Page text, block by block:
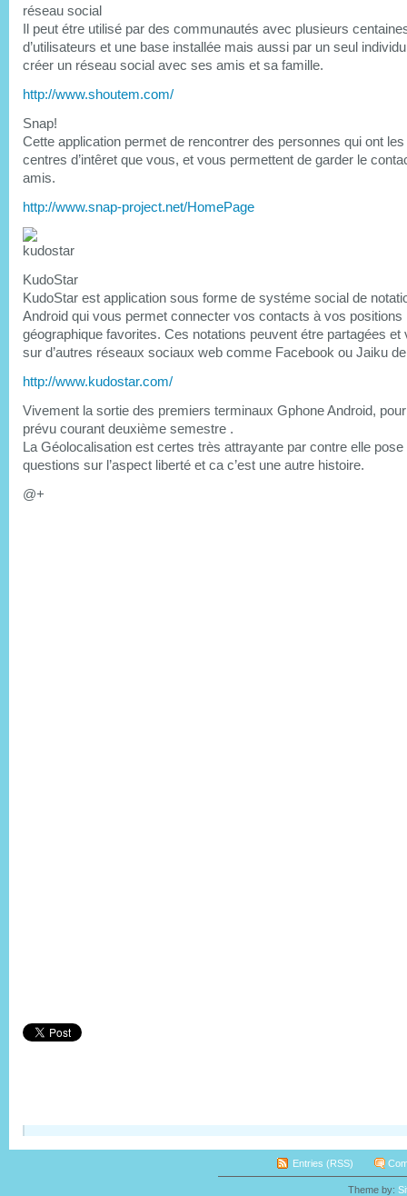
réseau social
Il peut étre utilisé par des communautés avec plusieurs
d’utilisateurs et une base installée mais aussi par un seul
créer un réseau social avec ses amis et sa famille.
http://www.shoutem.com/
Snap!
Cette application permet de rencontrer des personnes qui ont
centres d’intêret que vous, et vous permettent de garder le
amis.
http://www.snap-project.net/HomePage
KudoStar
KudoStar est application sous forme de systéme social de
Android qui vous permet connecter vos contacts à vos positions
géographique favorites. Ces notations peuvent étre partagées et
sur d’autres réseaux sociaux web comme Facebook ou Jaiku
http://www.kudostar.com/
Vivement la sortie des premiers terminaux Gphone Android, pour
prévu courant deuxième semestre .
La Géolocalisation est certes très attrayante par contre elle pose
questions sur l’aspect liberté et ca c’est une autre histoire.
@+
Entries (RSS)
Theme by: